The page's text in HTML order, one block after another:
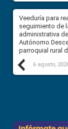
Veeduría para
seguimiento de
administrativa
Autónomo
parroquial rural
6 agosto,